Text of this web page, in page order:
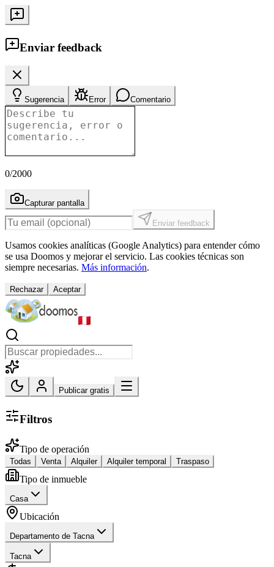
Enviar feedback
Sugerencia Error Comentario
0/2000
Capturar pantalla
Enviar feedback
Usamos cookies analíticas (Google Analytics) para entender cómo
se usa Doomos y mejorar el servicio. Las cookies técnicas son
siempre necesarias. Más información.
Rechazar Aceptar
Publicar gratis
Filtros
Tipo de operación
Todas Venta Alquiler Alquiler temporal Traspaso
Tipo de inmueble
Casa
Ubicación
Departamento de Tacna
Tacna